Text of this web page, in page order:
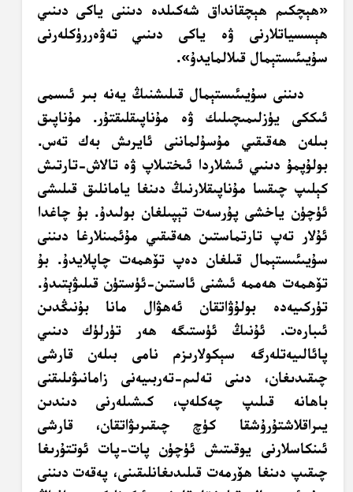
«ھېچكىم ھېچقانداق شەكىلدە دىننى ياكى دىنىي
ھېسسياتلارنى ۋە ياكى دىنىي تەۋەررۈكلەرنى
سۇيىئىستېمال قىلالمايدۇ».
دىننى سۇيىئىستېمال قىلىشنىڭ يەنە بىر ئىسمى
ئىككى يۈزلىمىچىلىك ۋە مۇناپىقلىقتۇر. مۇناپىق
بىلەن ھەقىقىي مۇسۇلماننى ئايرىش بەك تەس.
بولۇپمۇ دىنىي ئىشلاردا ئىختىلاپ ۋە تالاش-تارتىش
كېلىپ چىقسا مۇناپىقلارنىڭ دىنغا يامانلىق قىلىشى
ئۈچۈن ياخشى پۇرسەت تېپىلغان بولىدۇ. بۇ چاغدا
ئۇلار تەپ تارتماستىن ھەقىقىي مۇئمىنلارغا دىننى
سۇيىئىستېمال قىلغان دەپ تۆھمەت چاپلايدۇ. بۇ
تۆھمەت ھەممە ئىشنى ئاستىن-ئۈستۈن قىلىۋېتىدۇ.
تۈركىيەدە بولۇۋاتقان ئەھۋال مانا بۇنىڭدىن
ئىبارەت. ئۇنىڭ ئۈستىگە ھەر تۈرلۈك دىنىي
پائالىيەتلەرگە سېكولارىزم نامى بىلەن قارشى
چىقىدىغان، دىنى تەلىم-تەربىيەنى زامانىۋىلىقنى
باھانە قىلىپ چەكلەپ، كىشىلەرنى دىندىن
يىراقلاشتۇرۇشقا كۈچ چىقىرىۋاتقان، قارشى
ئىنكاسلارنى يوقىتىش ئۈچۈن پات-پات ئوتتۇرىغا
چىقىپ دىنغا ھۆرمەت قىلىدىغانلىقىنى، پەقەت دىننى